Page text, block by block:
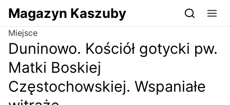
Przejdź do serwisu magazynkaszuby.pl
Magazyn Kaszuby
Miejsce
Duninowo. Kościół gotycki pw.
Matki Boskiej
Częstochowskiej. Wspaniałe